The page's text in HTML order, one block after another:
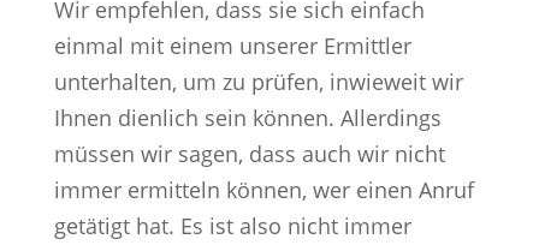
Wir empfehlen, dass sie sich einfach
einmal mit einem unserer Ermittler
unterhalten, um zu prüfen, inwieweit wir
Ihnen dienlich sein können. Allerdings
müssen wir sagen, dass auch wir nicht
immer ermitteln können, wer einen Anruf
getätigt hat. Es ist also nicht immer